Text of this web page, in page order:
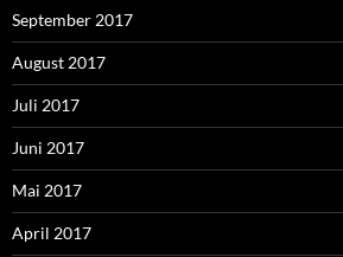
September 2017
August 2017
Juli 2017
Juni 2017
Mai 2017
April 2017